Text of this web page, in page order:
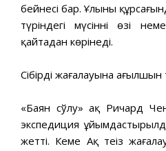
бейнесі бар. Ұлының
түріндегі мүсіннің өзі
қайтадан көрінеді.
Сібірдің жағалауына ағылшын
«Баян сўлу» ақ Ричард
экспедиция
жетті. Кеме Ақ теңіз